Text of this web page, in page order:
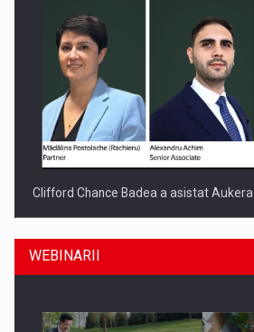
Clifford Chance Badea a asistat
WEBINARII